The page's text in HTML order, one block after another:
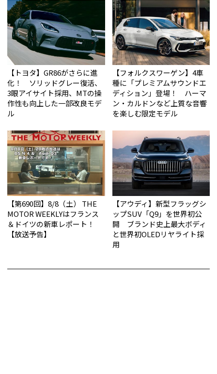
【トヨタ】GR86がさらに進
化！ ソリッドグレー復活、
3眼アイサイト採用、MTの操
作性も向上した一部改良モデ
ル
【フォルクスワーゲン】4車
種に「プレミアムサウンドエ
ディション」登場！ ハーマ
ン・カルドンなど上質な音響
を楽しむ限定モデル
【第690回】8/8（土） THE
MOTOR WEEKLYはフランス
＆ドイツの新車レポート！
【放送予告】
【アウディ】新型フラッグシ
ップSUV「Q9」を世界初公
開 ブランド史上最大ボディ
と世界初OLEDリヤライト採
用